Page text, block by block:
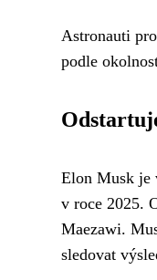
Astronauti
podle
Elon Musk je
v roce 2025.
Maezawi.
sledovat